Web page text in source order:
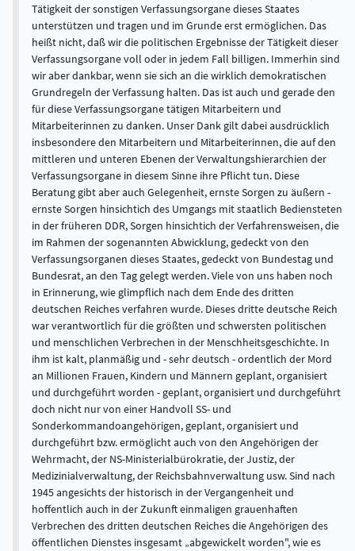
Tätigkeit der sonstigen Verfassungsorgane dieses Staates
unterstützen und tragen und im Grunde erst ermöglichen. Das
heißt nicht, daß wir die politischen Ergebnisse der Tätigkeit dieser
Verfassungsorgane voll oder in jedem Fall billigen. Immerhin sind
wir aber dankbar, wenn sie sich an die wirklich demokratischen
Grundregeln der Verfassung halten. Das ist auch und gerade den
für diese Verfassungsorgane tätigen Mitarbeitern und
Mitarbeiterinnen zu danken. Unser Dank gilt dabei ausdrücklich
insbesondere den Mitarbeitern und Mitarbeiterinnen, die auf den
mittleren und unteren Ebenen der Verwaltungshierarchien der
Verfassungsorgane in diesem Sinne ihre Pflicht tun. Diese
Beratung gibt aber auch Gelegenheit, ernste Sorgen zu äußern -
ernste Sorgen hinsichtich des Umgangs mit staatlich Bediensteten
in der früheren DDR, Sorgen hinsichtich der Verfahrensweisen, die
im Rahmen der sogenannten Abwicklung, gedeckt von den
Verfassungsorganen dieses Staates, gedeckt von Bundestag und
Bundesrat, an den Tag gelegt werden. Viele von uns haben noch
in Erinnerung, wie glimpflich nach dem Ende des dritten
deutschen Reiches verfahren wurde. Dieses dritte deutsche Reich
war verantwortlich für die größten und schwersten politischen
und menschlichen Verbrechen in der Menschheitsgeschichte. In
ihm ist kalt, planmäßig und - sehr deutsch - ordentlich der Mord
an Millionen Frauen, Kindern und Männern geplant, organisiert
und durchgeführt worden - geplant, organisiert und durchgeführt
doch nicht nur von einer Handvoll SS- und
Sonderkommandoangehörigen, geplant, organisiert und
durchgeführt bzw. ermöglicht auch von den Angehörigen der
Wehrmacht, der NS-Ministerialbürokratie, der Justiz, der
Medizinialverwaltung, der Reichsbahnverwaltung usw. Sind nach
1945 angesichts der historisch in der Vergangenheit und
hoffentlich auch in der Zukunft einmaligen grauenhaften
Verbrechen des dritten deutschen Reiches die Angehörigen des
öffentlichen Dienstes insgesamt „abgewickelt worden", wie es